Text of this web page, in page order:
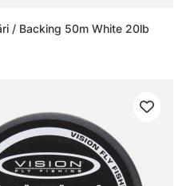
/ Backing 50m White 20lb